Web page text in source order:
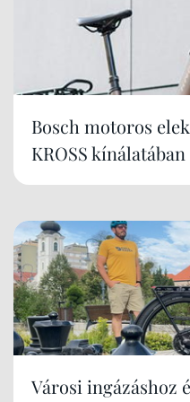
Bosch motoros
KROSS kínálatában
Városi ingázáshoz